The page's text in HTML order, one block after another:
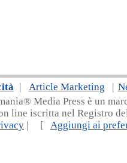
| Article Marketing |
Media Press è un
line iscritta nel Registro
| [ Aggiungi ai